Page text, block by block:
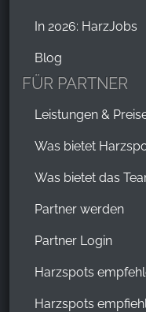
In 2026: HarzJobs
Blog
FÜR PARTNER
Leistungen &
Was bietet
Was bietet das
Partner werden
Partner Login
Harzspots
Harzspots